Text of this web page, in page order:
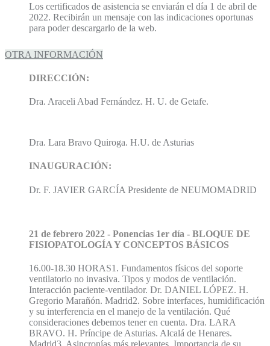
Los certificados de asistencia se enviarán el día 1 de abril de
2022. Recibirán un mensaje con las indicaciones oportunas
para poder descargarlo de la web.
OTRA INFORMACIÓN
DIRECCIÓN:
Dra. Araceli Abad Fernández. H. U. de Getafe.
Dra. Lara Bravo Quiroga. H.U. de Asturias
INAUGURACIÓN:
Dr. F. JAVIER GARCÍA Presidente de NEUMOMADRID
21 de febrero 2022 - Ponencias 1er día - BLOQUE DE
FISIOPATOLOGÍA Y CONCEPTOS BÁSICOS
16.00-18.30 HORAS1. Fundamentos físicos del soporte
ventilatorio no invasiva. Tipos y modos de ventilación.
Interacción paciente-ventilador. Dr. DANIEL LÓPEZ. H.
Gregorio Marañón. Madrid2. Sobre interfaces, humidificación
y su interferencia en el manejo de la ventilación. Qué
consideraciones debemos tener en cuenta. Dra. LARA
BRAVO. H. Príncipe de Asturias. Alcalá de Henares.